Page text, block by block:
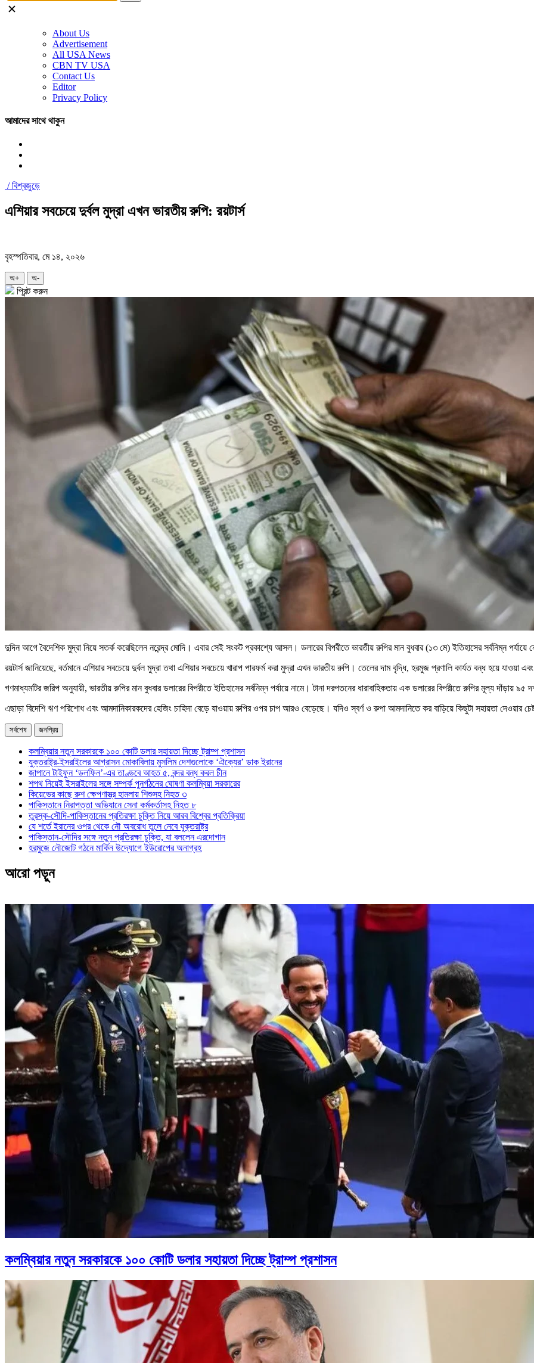
About Us
Advertisement
All USA News
CBN TV USA
Contact Us
Editor
Privacy Policy
আমাদের সাথে থাকুন
/বিশ্বজুড়ে
এশিয়ার সবচেয়ে দুর্বল মুদ্রা এখন ভারতীয় রুপি: রয়টার্স
বৃহস্পতিবার, মে ১৪, ২০২৬
অ+ অ-
প্রিন্ট করুন
দুদিন আগে বৈদেশিক মুদ্রা নিয়ে সতর্ক করেছিলেন নরেন্দ্র মোদি। এবার সেই সংকট প্রকাশ্যে আসল। ডলারের বিপরীতে ভারতীয় রুপির মান বুধবার (১৩ মে) ইতিহাসের সর্বনিম্ন পর্যায়ে
রয়টার্স জানিয়েছে, বর্তমানে এশিয়ার সবচেয়ে দুর্বল মুদ্রা তথা এশিয়ার সবচেয়ে খারাপ পারফর্ম করা মুদ্রা এখন ভারতীয় রুপি। তেলের দাম বৃদ্ধি, হরমুজ প্রণালি কার্যত বন্ধ হয়ে যাওয়া
গণমাধ্যমটির জরিপ অনুযায়ী, ভারতীয় রুপির মান বুধবার ডলারের বিপরীতে ইতিহাসের সর্বনিম্ন পর্যায়ে নামে। টানা দরপতনের ধারাবাহিকতায় এক ডলারের বিপরীতে রুপির মূল্য
এছাড়া বিদেশি ঋণ পরিশোধ এবং আমদানিকারকদের হেজিং চাহিদা বেড়ে যাওয়ায় রুপির ওপর চাপ আরও বেড়েছে। যদিও স্বর্ণ ও রুপা আমদানিতে কর বাড়িয়ে কিছুটা সহায়তা দেওয়ার
সর্বশেষ জনপ্রিয়
কলম্বিয়ার নতুন সরকারকে ১০০ কোটি ডলার সহায়তা দিচ্ছে ট্রাম্প প্রশাসন
যুক্তরাষ্ট্র-ইসরাইলের আগ্রাসন মোকাবিলায় মুসলিম দেশগুলোকে ‘ঐক্যের’ ডাক ইরানের
জাপানে টাইফুন ‘ডলফিন’-এর তাণ্ডবে আহত ৫, বন্দর বন্ধ করল চীন
শপথ নিয়েই ইসরাইলের সঙ্গে সম্পর্ক পুনর্গঠনের ঘোষণা কলম্বিয়া সরকারের
কিয়েভের কাছে রুশ ক্ষেপণাস্ত্র হামলায় শিশুসহ নিহত ৩
পাকিস্তানে নিরাপত্তা অভিযানে সেনা কর্মকর্তাসহ নিহত ৮
তুরস্ক-সৌদি-পাকিস্তানের প্রতিরক্ষা চুক্তি নিয়ে আরব বিশ্বের প্রতিক্রিয়া
যে শর্তে ইরানের ওপর থেকে নৌ অবরোধ তুলে নেবে যুক্তরাষ্ট্র
পাকিস্তান-সৌদির সঙ্গে নতুন প্রতিরক্ষা চুক্তি, যা বললেন এরদোগান
হরমুজে নৌজোট গঠনে মার্কিন উদ্যোগে ইউরোপের অনাগ্রহ
আরো পড়ুন
কলম্বিয়ার নতুন সরকারকে ১০০ কোটি ডলার সহায়তা দিচ্ছে ট্রাম্প প্রশাসন